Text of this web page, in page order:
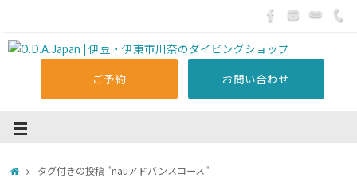
ご予約 お問い合わせ
タグ付きの投稿 "nauアドバンスコース"